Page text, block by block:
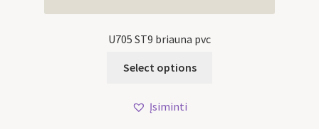
U705 ST9 briauna pvc
Select options
Įsiminti